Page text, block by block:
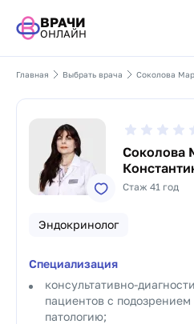
ВРАЧИ
ОНЛАЙН
Главная Выбрать врача Соколова
Соколова
Стаж 41 год
Эндокринолог
Специализация
консультативно-
пациентов с
патологию;